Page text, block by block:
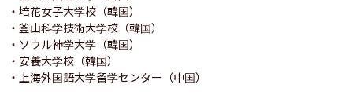
・培花女子大学校（韓国）
・釜山科学技術大学校（韓国）
・ソウル神学大学（韓国）
・安養大学校（韓国）
・上海外国語大学留学センター（中国）